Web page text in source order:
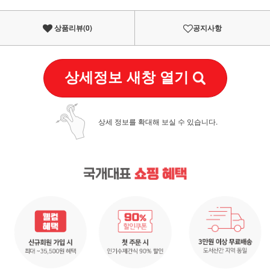
상품리뷰(0) 공지사항
상세정보 새창 열기
상세 정보를 확대해 보실 수 있습니다.